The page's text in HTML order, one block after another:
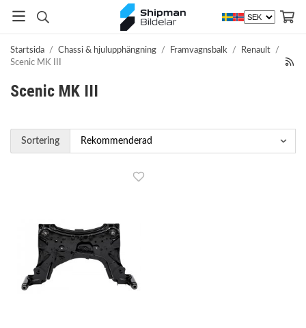
Startsida / Chassi & hjulupphängning / Framvagnsbalk / Renault /
Scenic MK III
Scenic MK III
Sortering